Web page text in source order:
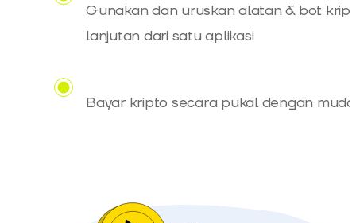
Gunakan dan uruskan alatan & bot
lanjutan dari satu aplikasi
Bayar kripto secara pukal dengan